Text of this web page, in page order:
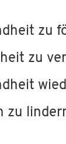
zu
zu
zu